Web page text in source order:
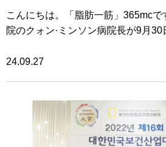
こんにちは。「脂肪一筋」365mc
院のクォン·ミンソン病院長が9月30
24.09.27